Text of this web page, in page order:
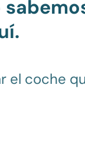
el coche